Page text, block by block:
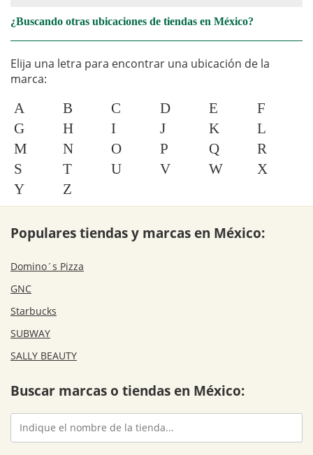
¿Buscando otras ubicaciones de tiendas en México?
Elija una letra para encontrar una ubicación de la
marca:
A B C D E
F
G
H I J K
L
M
N O P Q
R
S
T U V W
X
Y
Z
Populares tiendas y marcas en México:
Domino´s Pizza
GNC
Starbucks
SUBWAY
SALLY BEAUTY
Buscar marcas o tiendas en México: